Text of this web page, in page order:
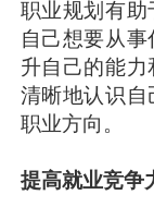
职业规划有
自己想要从
升自己的能
清晰地认识
职业方向。
提高就业竞争